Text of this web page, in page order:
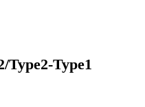
Type2-Type1